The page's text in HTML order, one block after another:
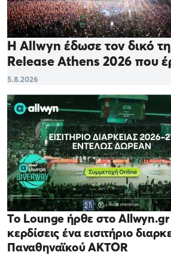
Η Allwyn έδωσε τον δικό
Release Athens 2026 που
5.8.2026
Το Lounge ήρθε στο Allwyn.gr
κερδίσεις ένα εισιτήριο
Παναθηναϊκού AKTOR